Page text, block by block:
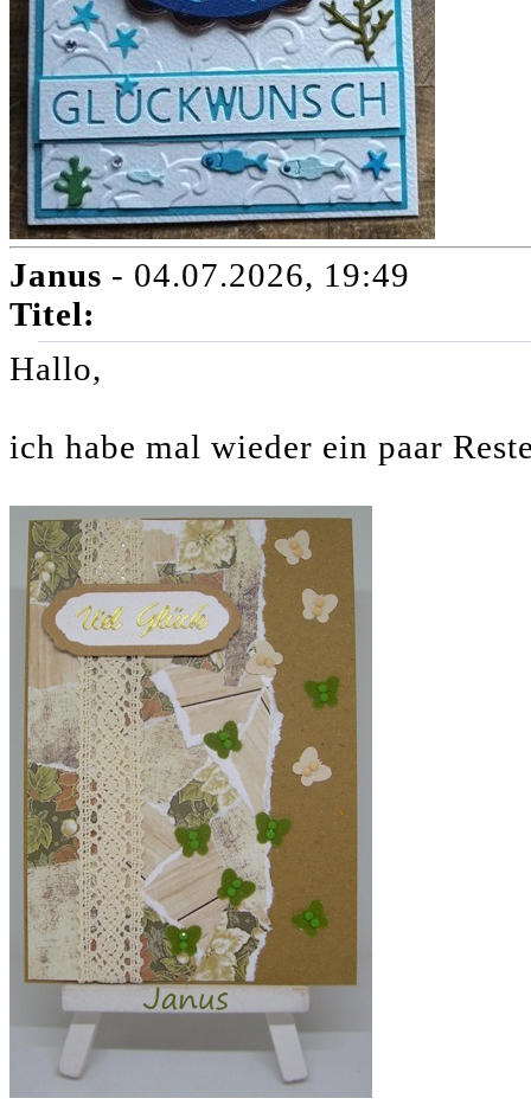
Janus - 04.07.2026, 19:49
Titel:
Hallo,
ich habe mal wieder ein paar